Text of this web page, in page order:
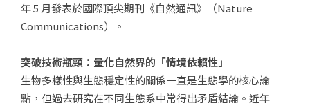
年 5 月發表於國際頂尖期刊《自然通訊》（Nature
Communications）。
突破技術瓶頸：量化自然界的「情境依賴性」
生物多樣性與生態穩定性的關係一直是生態學的核心論
點，但過去研究在不同生態系中常得出矛盾結論。近年